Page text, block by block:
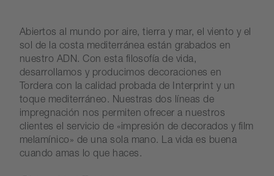
Abiertos al mundo por aire, tierra y mar, el viento y el
sol de la costa mediterránea están grabados en
nuestro ADN. Con esta filosofía de vida,
desarrollamos y producimos decoraciones en
Tordera con la calidad probada de Interprint y un
toque mediterráneo. Nuestras dos líneas de
impregnación nos permiten ofrecer a nuestros
clientes el servicio de «impresión de decorados y film
melamínico» de una sola mano. La vida es buena
cuando amas lo que haces.